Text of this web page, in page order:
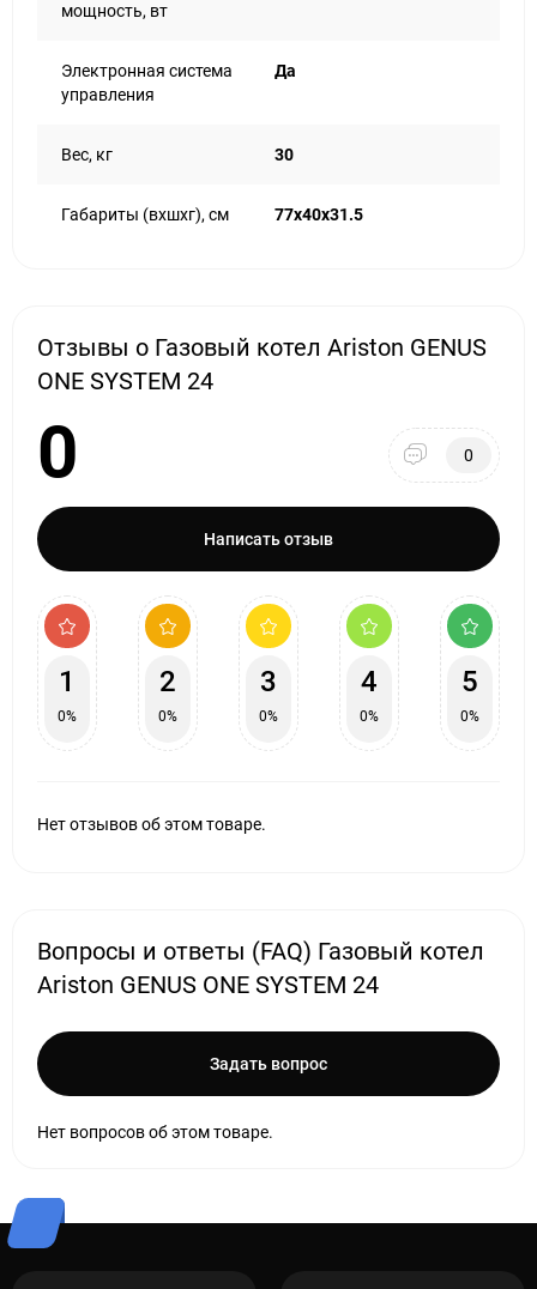
мощность, вт
Электронная система
управления
Да
Вес, кг 30
Габариты (вхшхг), см 77x40x31.5
Отзывы о Газовый котел Ariston GENUS
ONE SYSTEM 24
0 0
Написать отзыв
1
0%
2
0%
3
0%
4
0%
5
0%
Нет отзывов об этом товаре.
Вопросы и ответы (FAQ) Газовый котел
Ariston GENUS ONE SYSTEM 24
Задать вопрос
Нет вопросов об этом товаре.